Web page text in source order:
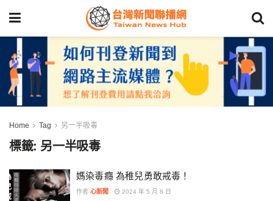
Home Tag 另一半吸毒
標籤:另一半吸毒
媽染毒癮 為稚兒勇敢戒毒！
作者 心新聞 2024 年 5 月 8 日